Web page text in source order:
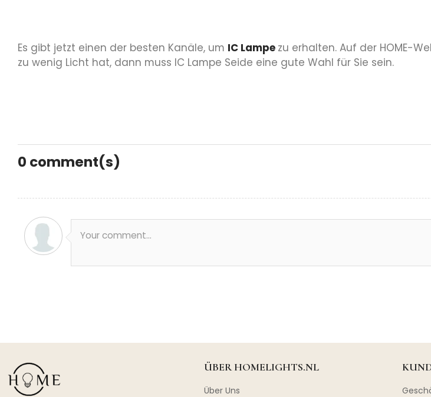
Es gibt jetzt einen der besten Kanäle, um IC Lampe zu erhalten. Auf der HOME-
zu wenig Licht hat, dann muss IC Lampe Seide eine gute Wahl für Sie sein.
0 comment(s)
Your comment...
ÜBER HOMELIGHTS.NL
Über Uns